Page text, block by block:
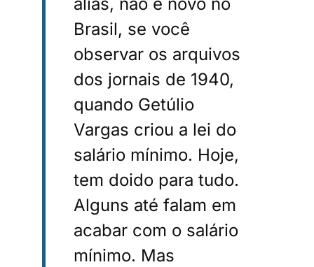
Brasil, se você
observar os arquivos
dos jornais de 1940,
quando Getúlio
Vargas criou a lei do
salário mínimo. Hoje,
tem doido para tudo.
Alguns até falam em
acabar com o salário
mínimo. Mas